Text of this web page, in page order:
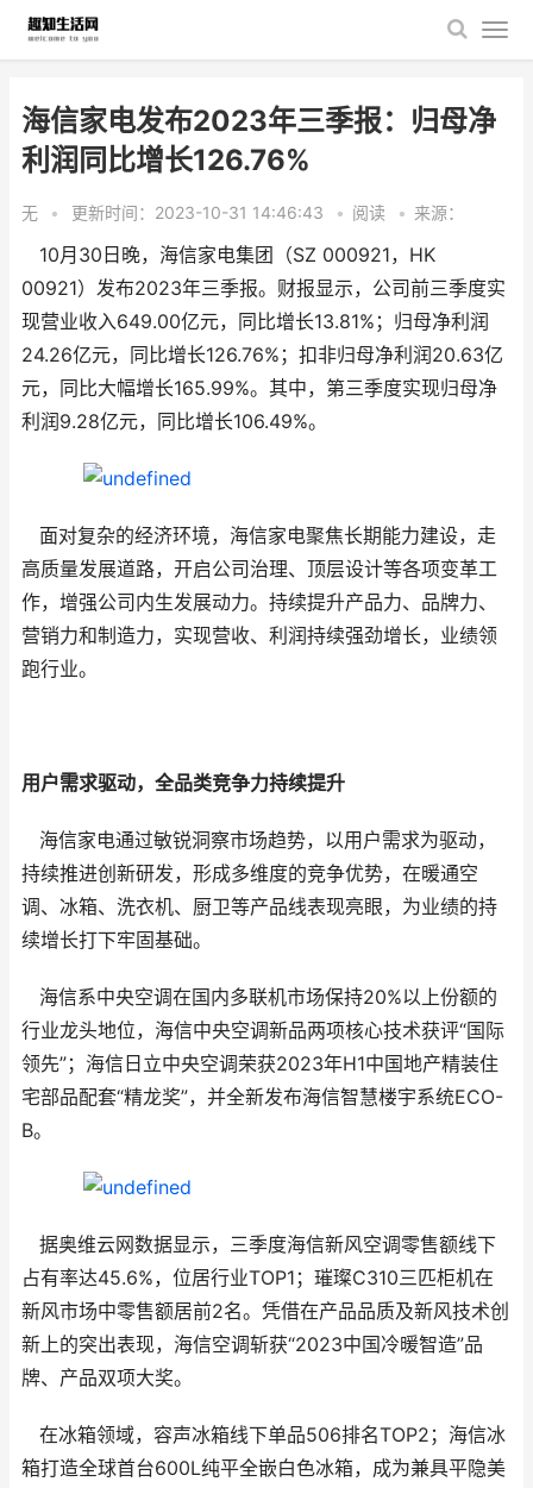
海信家电发布2023年三季报：归母净
利润同比增长126.76%
无 • 更新时间：2023-10-31 14:46:43 • 阅读 • 来源：
10月30日晚，海信家电集团（SZ 000921，HK
00921）发布2023年三季报。财报显示，公司前三季度实
现营业收入649.00亿元，同比增长13.81%；归母净利润
24.26亿元，同比增长126.76%；扣非归母净利润20.63亿
元，同比大幅增长165.99%。其中，第三季度实现归母净
利润9.28亿元，同比增长106.49%。
面对复杂的经济环境，海信家电聚焦长期能力建设，走
高质量发展道路，开启公司治理、顶层设计等各项变革工
作，增强公司内生发展动力。持续提升产品力、品牌力、
营销力和制造力，实现营收、利润持续强劲增长，业绩领
跑行业。
用户需求驱动，全品类竞争力持续提升
海信家电通过敏锐洞察市场趋势，以用户需求为驱动，
持续推进创新研发，形成多维度的竞争优势，在暖通空
调、冰箱、洗衣机、厨卫等产品线表现亮眼，为业绩的持
续增长打下牢固基础。
海信系中央空调在国内多联机市场保持20%以上份额的
行业龙头地位，海信中央空调新品两项核心技术获评“国际
领先”；海信日立中央空调荣获2023年H1中国地产精装住
宅部品配套“精龙奖”，并全新发布海信智慧楼宇系统ECO-
B。
据奥维云网数据显示，三季度海信新风空调零售额线下
占有率达45.6%，位居行业TOP1；璀璨C310三匹柜机在
新风市场中零售额居前2名。凭借在产品品质及新风技术创
新上的突出表现，海信空调斩获“2023中国冷暖智造”品
牌、产品双项大奖。
在冰箱领域，容声冰箱线下单品506排名TOP2；海信冰
箱打造全球首台600L纯平全嵌白色冰箱，成为兼具平隐美